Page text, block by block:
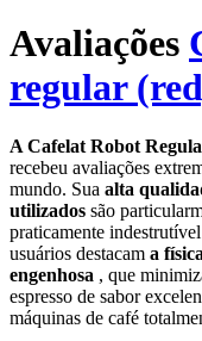
Avaliações
regular
A Cafelat Robot
recebeu avaliações
mundo. Sua alta
utilizados são
praticamente
usuários destacam a
engenhosa , que
espresso de sabor
máquinas de café